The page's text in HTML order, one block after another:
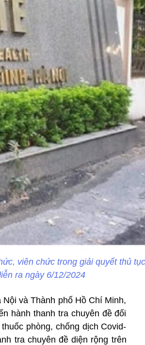
viên chức trong giải quyết thủ
ra ngày 6/12/2024
và Thành phố Hồ Chí Minh,
hành thanh tra chuyên đề đối
phòng, chống dịch Covid-
tra chuyên đề diện rộng trên